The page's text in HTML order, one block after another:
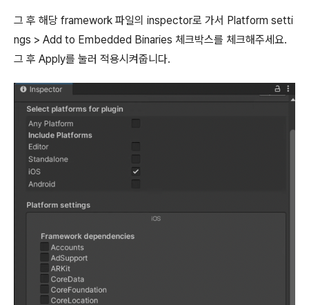
그 후 해당 framework 파일의 inspector로 가서 Platform setti
ngs > Add to Embedded Binaries 체크박스를 체크해주세요.
그 후 Apply를 눌러 적용시켜줍니다.